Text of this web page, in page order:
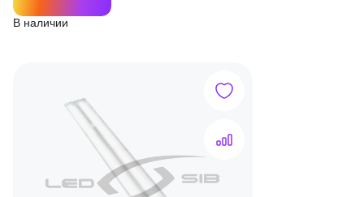
В наличии